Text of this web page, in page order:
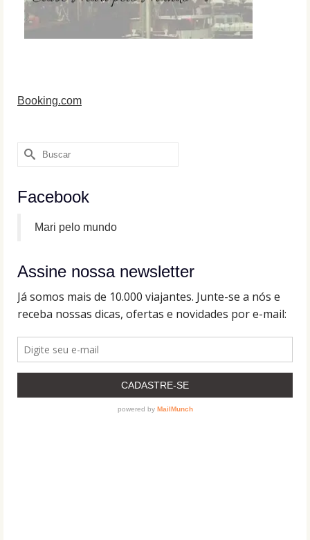
Booking.com
Buscar
por:
Facebook
Mari pelo mundo
Assine nossa newsletter